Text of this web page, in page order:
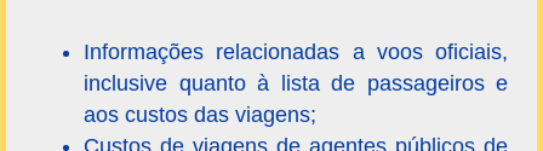
Informações relacionadas a voos oficiais,
inclusive quanto à lista de passageiros e
aos custos das viagens;